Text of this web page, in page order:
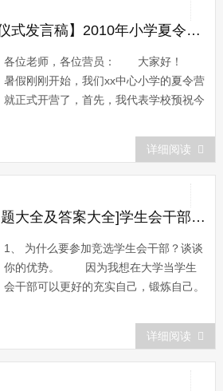
【小学夏令营开营仪式发言稿】2010年小学夏令营开营仪式上的讲话
各位老师，各位营员： 大家好！
暑假刚刚开始，我们xx中心小学的夏令营
就正式开营了，首先，我代表学校预祝今
贺在座的每个同学能够光荣地成为今年夏
令营的成员，因为我知道，并不是每个同
学都有资格成为夏令营的成员的，必须在
书画、作文等方面有一定的才能，经过老
师的挑...
详细阅读
[学生会干部面试问题大全及答案大全]学生会干部面试问题
1、 为什么要参加竞选学生会干部？谈谈
你的优势。 因为我想在大学当学生
会干部可以更好的充实自己，锻炼自己。
助人。 2、 你平时碰到自己谈不来的
人怎么处理关系？ 只是谈不来而
已，那就顺其自然，不谈那些敏感的话
题。工作需要的时候，还是可以很好的合
详细阅读